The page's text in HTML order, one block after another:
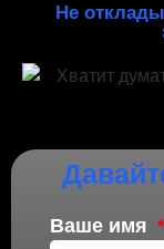
Не
Ваше имя